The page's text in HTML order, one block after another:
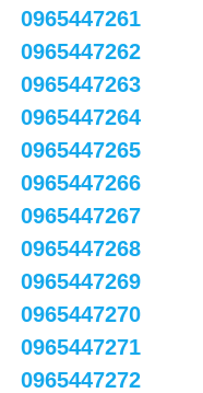
0965447261
0965447262
0965447263
0965447264
0965447265
0965447266
0965447267
0965447268
0965447269
0965447270
0965447271
0965447272